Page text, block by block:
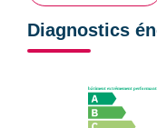
Diagnostics